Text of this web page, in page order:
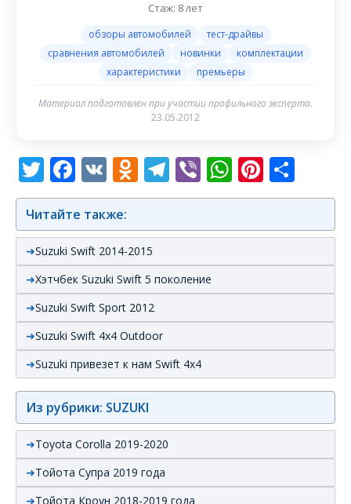
Стаж: 8 лет
обзоры автомобилей
тест-драйвы
сравнения автомобилей
новинки
комплектации
характеристики
премьеры
Материал подготовлен при участии профильного эксперта.
23.05.2012
Twitter
Facebook
VK Odnoklassniki
Telegram
Viber
Читайте также:
Suzuki Swift 2014-2015
Хэтчбек Suzuki Swift 5 поколение
Suzuki Swift Sport 2012
Suzuki Swift 4x4 Outdoor
Suzuki привезет к нам Swift 4х4
Из рубрики: SUZUKI
Toyota Corolla 2019-2020
Тойота Супра 2019 года
Тойота Кроун 2018-2019 года